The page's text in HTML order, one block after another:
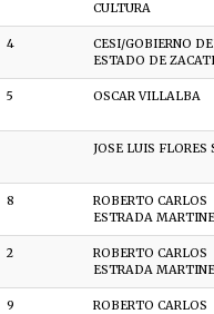
CULTURA
4
CESI/GOBIERNO
ESTADO DE
5 OSCAR VILLALBA
JOSE LUIS FLORES
8
ROBERTO CARLOS
ESTRADA
2
ROBERTO CARLOS
ESTRADA
9
ROBERTO CARLOS